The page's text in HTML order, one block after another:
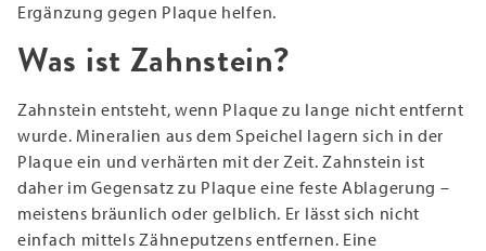
Ergänzung gegen Plaque helfen.
Was ist Zahnstein?
Zahnstein entsteht, wenn Plaque zu lange nicht entfernt
wurde. Mineralien aus dem Speichel lagern sich in der
Plaque ein und verhärten mit der Zeit. Zahnstein ist
daher im Gegensatz zu Plaque eine feste Ablagerung –
meistens bräunlich oder gelblich. Er lässt sich nicht
einfach mittels Zähneputzens entfernen. Eine